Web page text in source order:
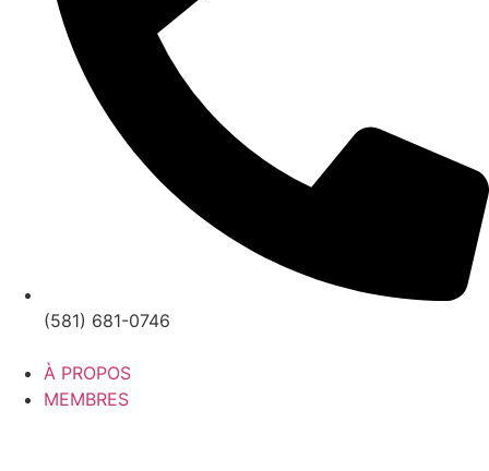
(581) 681-0746
À PROPOS
MEMBRES